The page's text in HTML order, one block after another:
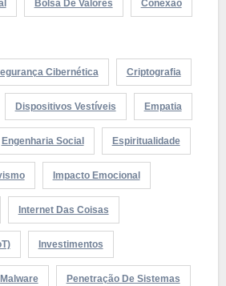
Bolsa De Valores Conexão
Cibernética Criptografia
Dispositivos Vestíveis Empatia
Engenharia Social Espiritualidade
Impacto Emocional
Internet Das Coisas
Investimentos
Malware Penetração De Sistemas